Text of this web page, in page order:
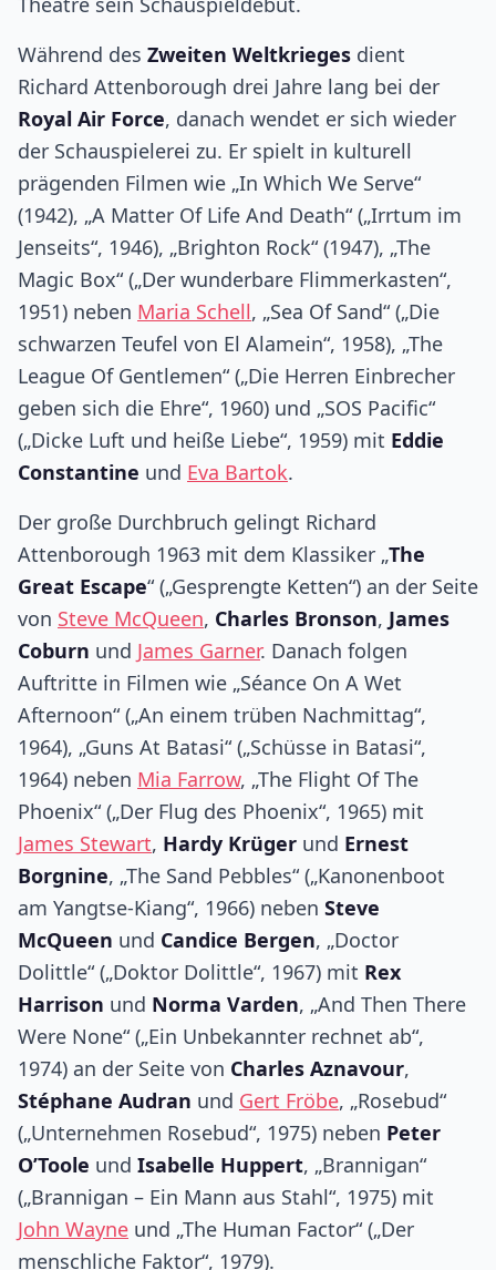
Während des Zweiten Weltkrieges dient
Richard Attenborough drei Jahre lang bei der
Royal Air Force, danach wendet er sich wieder
der Schauspielerei zu. Er spielt in kulturell
prägenden Filmen wie „In Which We Serve“
(1942), „A Matter Of Life And Death“ („Irrtum im
Jenseits“, 1946), „Brighton Rock“ (1947), „The
Magic Box“ („Der wunderbare Flimmerkasten“,
1951) neben Maria Schell, „Sea Of Sand“ („Die
schwarzen Teufel von El Alamein“, 1958), „The
League Of Gentlemen“ („Die Herren Einbrecher
geben sich die Ehre“, 1960) und „SOS Pacific“
(„Dicke Luft und heiße Liebe“, 1959) mit Eddie
Constantine und Eva Bartok.
Der große Durchbruch gelingt Richard
Attenborough 1963 mit dem Klassiker „The
Great Escape“ („Gesprengte Ketten“) an der Seite
von Steve McQueen, Charles Bronson, James
Coburn und James Garner. Danach folgen
Auftritte in Filmen wie „Séance On A Wet
Afternoon“ („An einem trüben Nachmittag“,
1964), „Guns At Batasi“ („Schüsse in Batasi“,
1964) neben Mia Farrow, „The Flight Of The
Phoenix“ („Der Flug des Phoenix“, 1965) mit
James Stewart, Hardy Krüger und Ernest
Borgnine, „The Sand Pebbles“ („Kanonenboot
am Yangtse-Kiang“, 1966) neben Steve
McQueen und Candice Bergen, „Doctor
Dolittle“ („Doktor Dolittle“, 1967) mit Rex
Harrison und Norma Varden, „And Then There
Were None“ („Ein Unbekannter rechnet ab“,
1974) an der Seite von Charles Aznavour,
Stéphane Audran und Gert Fröbe, „Rosebud“
(„Unternehmen Rosebud“, 1975) neben Peter
O’Toole und Isabelle Huppert, „Brannigan“
(„Brannigan – Ein Mann aus Stahl“, 1975) mit
John Wayne und „The Human Factor“ („Der
menschliche Faktor“, 1979).